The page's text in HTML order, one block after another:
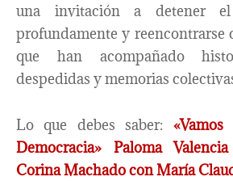
una invitación a detener
profundamente y reencontrarse
que han acompañado
despedidas y memorias
Lo que debes saber:
Democracia» Paloma
Corina Machado con María